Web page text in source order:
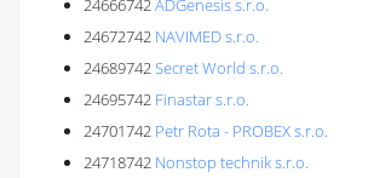
24666742ADGenesis s.r.o.
24672742 NAVIMED s.r.o.
24689742Secret World s.r.o.
24695742 Finastar s.r.o.
24701742 Petr Rota - PROBEX s.r.o.
24718742 Nonstop technik s.r.o.